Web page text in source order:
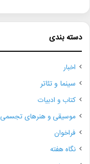
دسته بندی
اخبار
سینما و تئاتر
کتاب و ادبیات
موسیقی و هنرهای تجسمی
فراخوان
نگاه هفته